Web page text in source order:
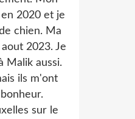
2020 et je
chien. Ma
2023. Je
Malik aussi.
ils m'ont
sur le